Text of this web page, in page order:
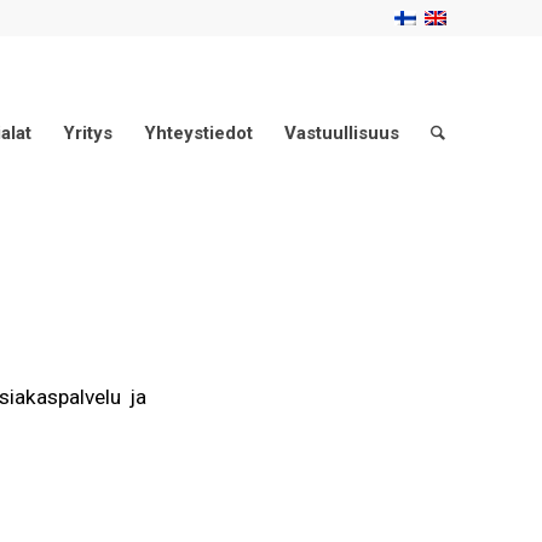
Yritys Yhteystiedot Vastuullisuus
ja